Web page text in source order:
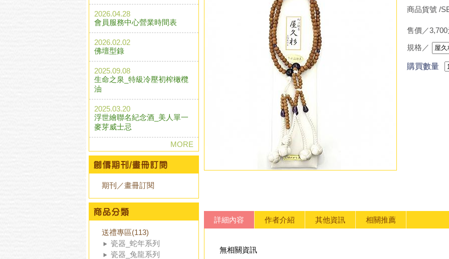
2026.04.28
會員服務中心營業時間表
2026.02.02
佛壇型錄
2025.09.08
生命之泉_特級冷壓初榨橄欖
油
2025.03.20
浮世繪聯名紀念酒_美人單一
麥芽威士忌
MORE
期刊／畫冊訂閱
送禮專區(113)
瓷器_蛇年系列
瓷器_兔龍系列
商品貨號 /
售價／
規格／
購買數量
詳細內容 作者介紹 其他資訊 相關推薦
無相關資訊